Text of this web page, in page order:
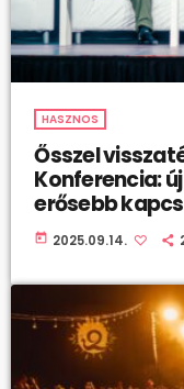
HASZNOS
Ősszel
Konferencia: új lendület, friss tudás,
erősebb
today 2025.09.14.